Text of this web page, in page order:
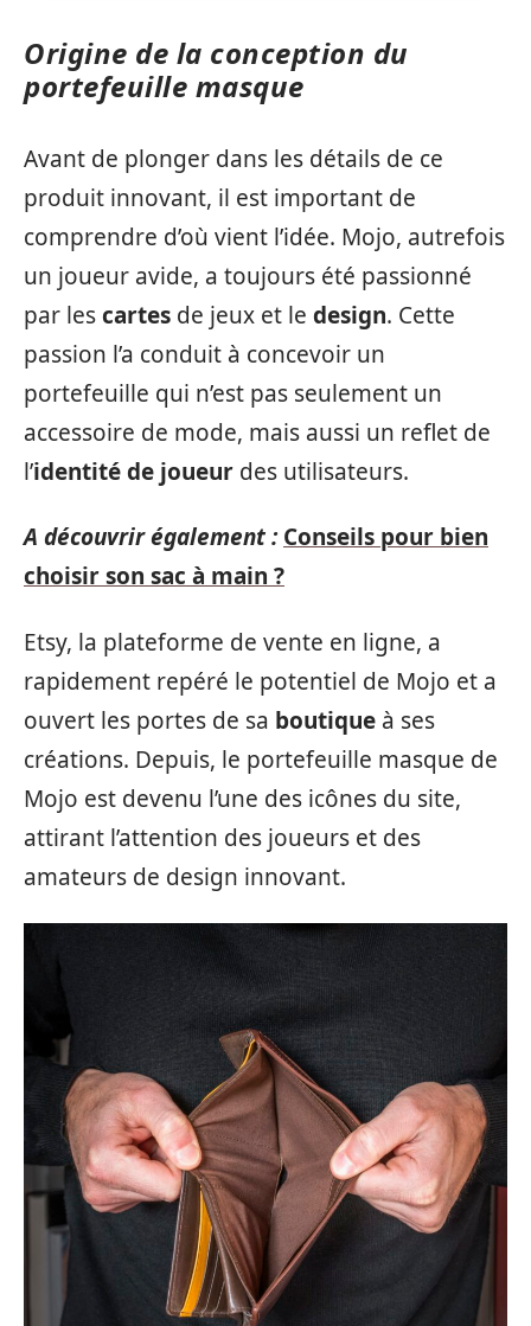
Origine de la conception du
portefeuille masque
Avant de plonger dans les détails de ce
produit innovant, il est important de
comprendre d’où vient l’idée. Mojo, autrefois
un joueur avide, a toujours été passionné
par lescartes de jeux et le design. Cette
passion l’a conduit à concevoir un
portefeuille qui n’est pas seulement un
accessoire de mode, mais aussi un reflet de
l’identité de joueur des utilisateurs.
A découvrir également : Conseils pour bien
choisir son sac à main ?
Etsy, la plateforme de vente en ligne, a
rapidement repéré le potentiel de Mojo et a
ouvert les portes de sa boutique à ses
créations. Depuis, le portefeuille masque de
Mojo est devenu l’une des icônes du site,
attirant l’attention des joueurs et des
amateurs de design innovant.